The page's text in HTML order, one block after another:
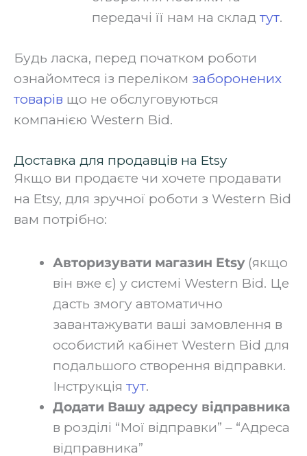
передачі її нам на склад тут.
‍Будь ласка, перед початком роботи
ознайомтеся із переліком заборонених
товарів що не обслуговуються
компанією Western Bid.
Доставка для продавців на Etsy
Якщо ви продаєте чи хочете продавати
на Etsy, для зручної роботи з Western Bid
вам потрібно:‍
Авторизувати магазин Etsy(якщо
він вже є) у системі Western Bid. Це
дасть змогу автоматично
завантажувати ваші замовлення в
особистий кабінет Western Bid для
подальшого створення відправки.
Інструкція тут.‍
Додати Вашу адресу відправника
в розділі “Мої відправки” – “Адреса
відправника”‍